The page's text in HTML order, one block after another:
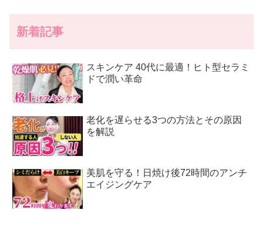
新着記事
スキンケア 40代に最適！ヒト型セラミ
ドで潤い革命
老化を遅らせる3つの方法とその原因
を解説
美肌を守る！日焼け後72時間のアンチ
エイジングケア